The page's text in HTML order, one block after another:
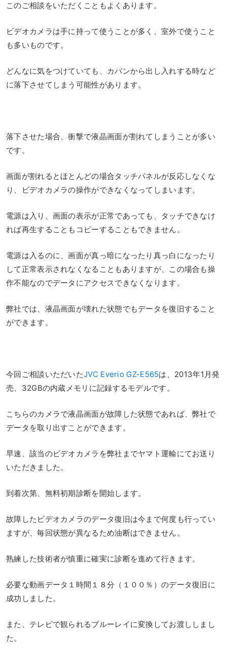
このご相談をいただくこともよくあります。
ビデオカメラは手に持って使うことが多く、室外で使うこと
も多いものです。
どんなに気をつけていても、カバンから出し入れする時など
に落下させてしまう可能性があります。
落下させた場合、衝撃で液晶画面が割れてしまうことが多い
です。
画面が割れるとほとんどの場合タッチパネルが反応しなくな
り、ビデオカメラの操作ができなくなってしまいます。
電源は入り、画面の表示が正常であっても、タッチできなけ
れば再生することもコピーすることもできません。
電源は入るのに、画面が真っ暗になったり真っ白になったり
して正常表示されなくなることもありますが、この場合も操
作不能なのでデータにアクセスできなくなります。
弊社では、液晶画面が壊れた状態でもデータを復旧すること
ができます。
今回ご相談いただいたJVC Everio GZ-E565は、2013年1月発
売、32GBの内蔵メモリに記録するモデルです。
こちらのカメラで液晶画面が故障した状態であれば、弊社で
データを取り出すことができます。
早速、該当のビデオカメラを弊社までヤマト運輸にてお送り
いただきました。
到着次第、無料初期診断を開始します。
故障したビデオカメラのデータ復旧は今まで何度も行ってい
ますが、毎回状態が異なるため油断はできません。
熟練した技術者が慎重に確実に診断を進めて行きます。
必要な動画データ１時間１８分（１００％）のデータ復旧に
成功しました。
また、テレビで観られるブルーレイに変換してお渡ししまし
た。